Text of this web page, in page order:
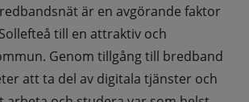
är en avgörande faktor
till en attraktiv och
Genom tillgång till bredband
att ta del av digitala tjänster och